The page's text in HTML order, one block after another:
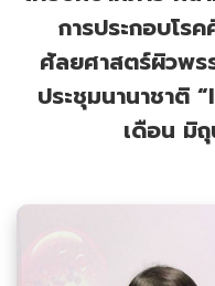
การประกอบโร
ศัลยศาสตร์ผิวพร
ประชุมนานาชาติ
เดือน มิ